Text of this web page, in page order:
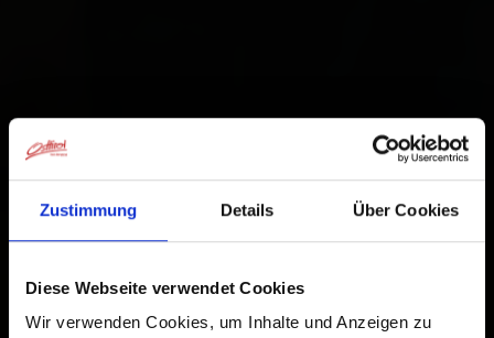
Zustimmung Details Über Cookies
Diese Webseite verwendet Cookies
Wir verwenden Cookies, um Inhalte und Anzeigen zu